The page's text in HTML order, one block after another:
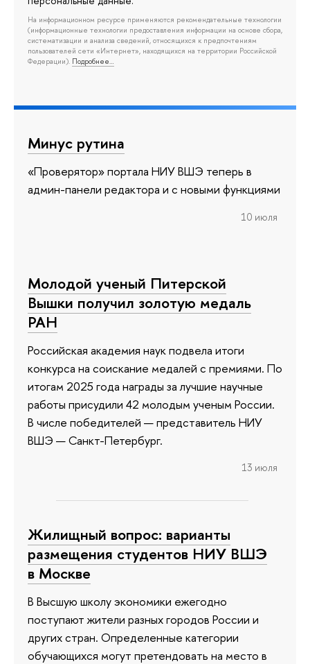
На информационном ресурсе применяются рекомендательные технологии
(информационные технологии предоставления информации на основе сбора,
систематизации и анализа сведений, относящихся к предпочтениям
пользователей сети «Интернет», находящихся на территории Российской
Федерации). Подробнее…
Минус рутина
«Проверятор» портала НИУ ВШЭ теперь в
админ-панели редактора и с новыми функциями
10 июля
Молодой ученый Питерской
Вышки получил золотую медаль
РАН
Российская академия наук подвела итоги
конкурса на соискание медалей с премиями. По
итогам 2025 года награды за лучшие научные
работы присудили 42 молодым ученым России.
В числе победителей — представитель НИУ
ВШЭ — Санкт-Петербург.
13 июля
Жилищный вопрос: варианты
размещения студентов НИУ ВШЭ
в Москве
В Высшую школу экономики ежегодно
поступают жители разных городов России и
других стран. Определенные категории
обучающихся могут претендовать на место в